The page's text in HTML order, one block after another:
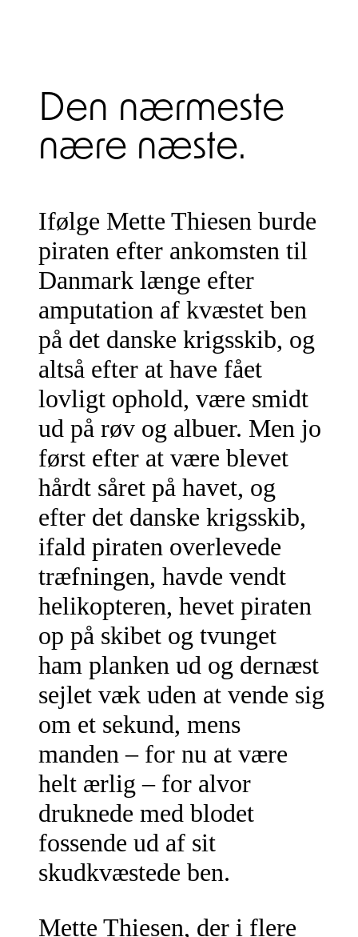
Den nærmeste
nære næste.
Ifølge Mette Thiesen burde
piraten efter ankomsten til
Danmark længe efter
amputation af kvæstet ben
på det danske krigsskib, og
altså efter at have fået
lovligt ophold, være smidt
ud på røv og albuer. Men jo
først efter at være blevet
hårdt såret på havet, og
efter det danske krigsskib,
ifald piraten overlevede
træfningen, havde vendt
helikopteren, hevet piraten
op på skibet og tvunget
ham planken ud og dernæst
sejlet væk uden at vende sig
om et sekund, mens
manden – for nu at være
helt ærlig – for alvor
druknede med blodet
fossende ud af sit
skudkvæstede ben.
Mette Thiesen, der i flere